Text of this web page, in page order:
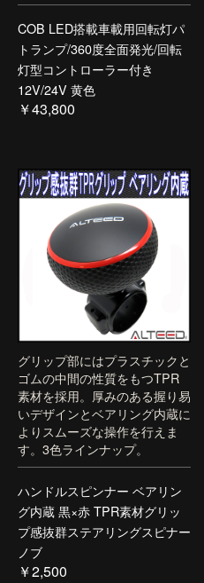
COB LED搭載車載用回転灯パ
トランプ/360度全面発光/回転
灯型コントローラー付き
12V/24V 黄色
￥43,800
グリップ部にはプラスチックと
ゴムの中間の性質をもつTPR
素材を採用。厚みのある握り易
いデザインとベアリング内蔵に
よりスムーズな操作を行えま
す。3色ラインナップ。
ハンドルスピンナー ベアリン
グ内蔵 黒×赤 TPR素材グリッ
プ感抜群ステアリングスピナー
ノブ
￥2,500